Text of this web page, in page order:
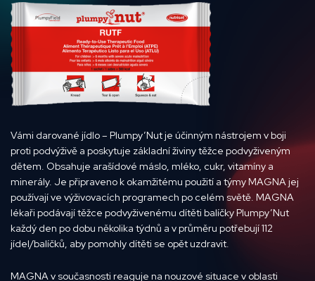
Vámi darované jídlo – Plumpy’Nut je účinným nástrojem v boji
proti podvýživě a poskytuje základní živiny těžce podvyživeným
dětem. Obsahuje arašídové máslo, mléko, cukr, vitamíny a
minerály. Je připraveno k okamžitému použití a týmy MAGNA jej
používají ve výživovacích programech po celém světě. MAGNA
lékaři podávají těžce podvyživenému dítěti balíčky Plumpy’Nut
každý den po dobu několika týdnů a v průměru potřebují 112
jídel/balíčků, aby pomohly dítěti se opět uzdravit.
MAGNA v současnosti reaguje na nouzové situace v oblasti